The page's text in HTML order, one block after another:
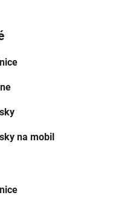
na mobil